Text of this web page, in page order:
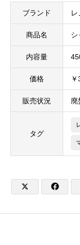
ブランド
商品名 シ
内容量
価格
販売状況 廃
タグ
 